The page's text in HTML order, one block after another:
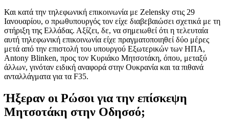
Και κατά την τηλεφωνική επικοινωνία με Zelensky στις 29
Ιανουαρίου, ο πρωθυπουργός τον είχε διαβεβαιώσει σχετικά με τη
στήριξη της Ελλάδας. Αξίζει, δε, να σημειωθεί ότι η τελευταία
αυτή τηλεφωνική επικοινωνία είχε πραγματοποιηθεί δύο μέρες
μετά από την επιστολή του υπουργού Εξωτερικών των ΗΠΑ,
Antony Blinken, προς τον Κυριάκο Μητσοτάκη, όπου, μεταξύ
άλλων, γινόταν ειδική αναφορά στην Ουκρανία και τα πιθανά
ανταλλάγματα για τα F35.
Ήξεραν οι Ρώσοι για την επίσκεψη
Μητσοτάκη στην Οδησσό;